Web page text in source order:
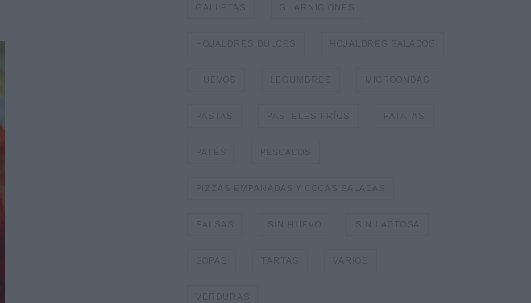
GALLETAS GUARNICIONES
HOJALDRES DULCES HOJALDRES SALADOS
HUEVOS LEGUMBRES MICROONDAS
PASTAS PASTELES FRÍOS PATATAS
PATÉS PESCADOS
PIZZAS EMPANADAS Y COCAS SALADAS
SALSAS SIN HUEVO SIN LACTOSA
SOPAS TARTAS VARIOS
VERDURAS